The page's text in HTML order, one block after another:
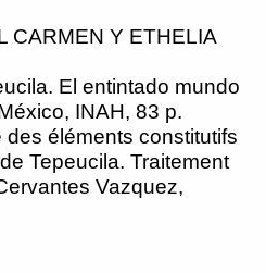
CARMEN Y ETHELIA
El entintado mundo
INAH, 83 p.
éléments constitutifs
Tepeucila. Traitement
Vazquez,